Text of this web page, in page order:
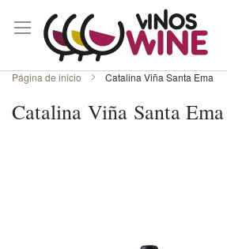
Página de inicio Catalina Viña Santa Ema
Catalina Viña Santa Ema